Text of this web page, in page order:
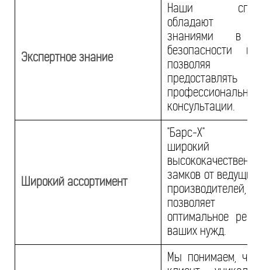
Экспертное знание
Наши
обладают
знаниями в
безопасности и
предоставлять
профессиональные
консультации.
Широкий ассортимент
"Барс-Х"
широкий
замков от ведущих
позволяет
оптимальное
ваших нужд.
Мы понимаем,